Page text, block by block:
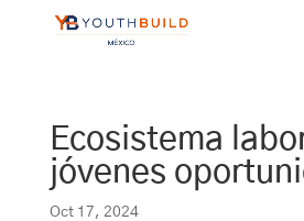
Ecosistema
jóvenes
Oct 17, 2024